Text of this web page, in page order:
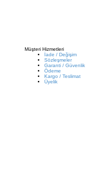
Müşteri Hizmetleri
İade / Değişim
Sözleşmeler
Garanti / Güvenlik
Ödeme
Kargo / Teslimat
Üyelik